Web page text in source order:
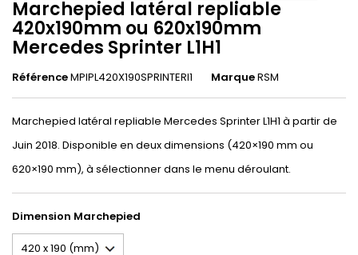
Marchepied latéral repliable
420x190mm ou 620x190mm
Mercedes Sprinter L1H1
RéférenceMPIPL420X190SPRINTERl1 MarqueRSM
Marchepied latéral repliable Mercedes Sprinter L1H1 à partir de
Juin 2018. Disponible en deux dimensions (420×190 mm ou
620×190 mm), à sélectionner dans le menu déroulant.
Dimension Marchepied